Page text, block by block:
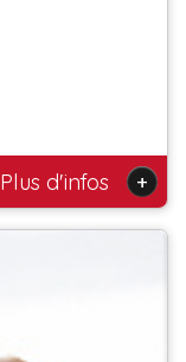
Plus d'infos +